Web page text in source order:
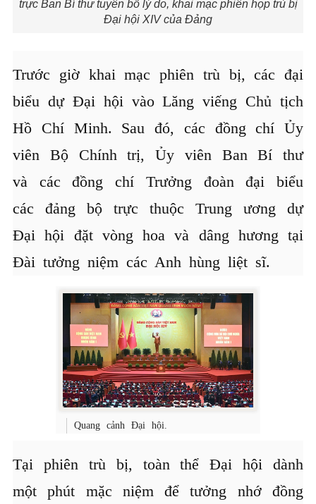
trực Ban Bí thư tuyên bố lý do, khai mạc phiên họp trù bị
Đại hội XIV của Đảng
Trước giờ khai mạc phiên trù bị, các đại
biểu dự Đại hội vào Lăng viếng Chủ tịch
Hồ Chí Minh. Sau đó, các đồng chí Ủy
viên Bộ Chính trị, Ủy viên Ban Bí thư
và các đồng chí Trưởng đoàn đại biểu
các đảng bộ trực thuộc Trung ương dự
Đại hội đặt vòng hoa và dâng hương tại
Đài tưởng niệm các Anh hùng liệt sĩ.
Quang cảnh Đại hội.
Tại phiên trù bị, toàn thể Đại hội dành
một phút mặc niệm để tưởng nhớ đồng